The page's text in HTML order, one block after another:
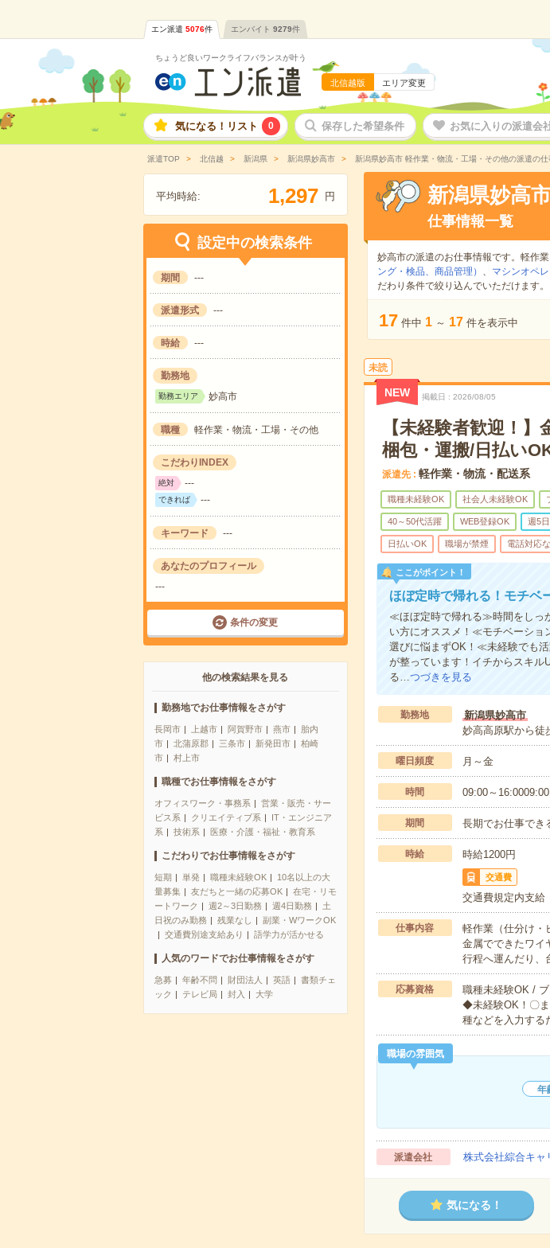
エン派遣 5076件 エンバイト 9279件
ちょうど良いワークライフバランスが叶う
北信越版 エリア変更
気になる！リスト 0 保存した希望条件 お気に入りの派遣会
派遣TOP 北信越 新潟県 新潟県妙高市 新潟県妙高市 軽作業・物流・工場・その他の派遣の仕
平均時給: 1,297 円
設定中の検索条件
期間 ---
派遣形式 ---
時給 ---
勤務地
勤務エリア 妙高市
職種 軽作業・物流・工場・その他
こだわりINDEX
絶対 ---
できれば ---
キーワード ---
あなたのプロフィール
---
条件の変更
他の検索結果を見る
勤務地でお仕事情報をさがす
長岡市 上越市 阿賀野市 燕市
胎内
市
北蒲原郡 三条市 新発田市
柏崎
市
村上市
職種でお仕事情報をさがす
オフィスワーク・事務系
営業・販売・サー
ビス系
クリエイティブ系
IT・エンジニア
系
技術系 医療・介護・福祉・教育系
こだわりでお仕事情報をさがす
短期 単発 職種未経験OK
10名以上の大
量募集
友だちと一緒の応募OK
在宅・リモ
ートワーク
週2～3日勤務 週4日勤務
土
日祝のみ勤務
残業なし
副業・WワークOK
交通費別途支給あり
語学力が活かせる
人気のワードでお仕事情報をさがす
急募 年齢不問 財団法人 英語
書類チェ
ック
テレビ局 封入 大学
新潟県妙高
仕事情報一覧
妙高市の派遣のお仕事情報です。軽作
ング・検品、商品管理） 、 マシンオペ
だわり条件で絞り込んでいただけます。
17 件中 1 ～ 17 件を表示中
未読
NEW 掲載日 2026/08/05
【未経験者歓迎！
梱包・運搬/日払い
派遣先 軽作業・物流・配送系
職種未経験OK 社会人未経験OK
40～50代活躍 WEB登録OK 週5
日払いOK 職場が禁煙 電話対応
ここがポイント！
ほぼ定時で帰れる！モチベ
≪ほぼ定時で帰れる≫時間をしっ
い方にオススメ！≪モチベーショ
選びに悩まずOK！≪未経験でも
が整っています！イチからスキ
る…つづきを見る
勤務地
新潟県妙高市
妙高高原駅から徒
曜日頻度 月～金
時間 09:00～
期間 長期でお仕事でき
時給 時給1200円
交通費
交通費規定内支給
仕事内容
軽作業（仕分け・
金属でできたワイ
行程へ運んだり
応募資格
職種未経験OK /
◆未経験OK！〇
種などを入力す
職場の雰囲気
年
派遣会社 株式会社綜合キ
気になる！